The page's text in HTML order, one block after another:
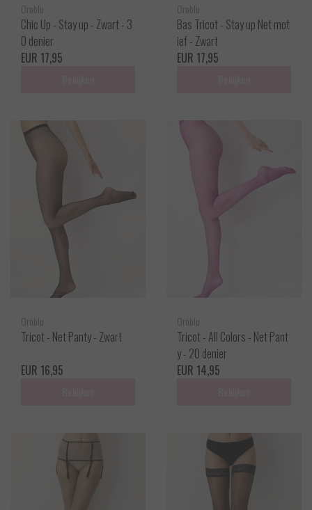
Oroblu
Chic Up - Stay up - Zwart - 3
0 denier
EUR 17,95
Oroblu
Bas Tricot - Stay up Net mot
ief - Zwart
EUR 17,95
Oroblu
Tricot - Net Panty - Zwart
EUR 16,95
Oroblu
Tricot - All Colors - Net Pant
y - 20 denier
EUR 14,95